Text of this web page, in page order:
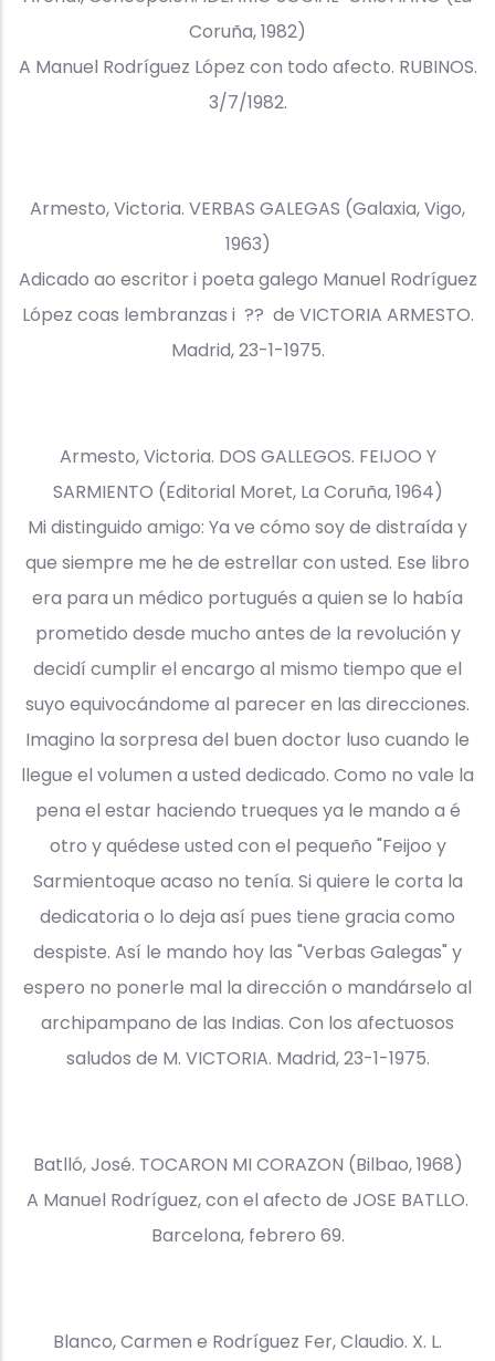
Coruña, 1982)
A Manuel Rodríguez López con todo afecto. RUBINOS.
3/7/1982.
Armesto, Victoria. VERBAS GALEGAS (Galaxia, Vigo,
1963)
Adicado ao escritor i poeta galego Manuel Rodríguez
López coas lembranzas i ?? de VICTORIA ARMESTO.
Madrid, 23-1-1975.
Armesto, Victoria. DOS GALLEGOS. FEIJOO Y
SARMIENTO (Editorial Moret, La Coruña, 1964)
Mi distinguido amigo: Ya ve cómo soy de distraída y
que siempre me he de estrellar con usted. Ese libro
era para un médico portugués a quien se lo había
prometido desde mucho antes de la revolución y
decidí cumplir el encargo al mismo tiempo que el
suyo equivocándome al parecer en las direcciones.
Imagino la sorpresa del buen doctor luso cuando le
llegue el volumen a usted dedicado. Como no vale la
pena el estar haciendo trueques ya le mando a é
otro y quédese usted con el pequeño "Feijoo y
Sarmientoque acaso no tenía. Si quiere le corta la
dedicatoria o lo deja así pues tiene gracia como
despiste. Así le mando hoy las "Verbas Galegas" y
espero no ponerle mal la dirección o mandárselo al
archipampano de las Indias. Con los afectuosos
saludos de M. VICTORIA. Madrid, 23-1-1975.
Batlló, José. TOCARON MI CORAZON (Bilbao, 1968)
A Manuel Rodríguez, con el afecto de JOSE BATLLO.
Barcelona, febrero 69.
Blanco, Carmen e Rodríguez Fer, Claudio. X. L.